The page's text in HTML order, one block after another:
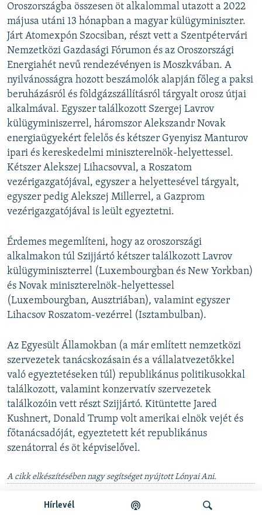
Hírlevél
Oroszországba összesen öt alkalommal utazott a 2022
májusa utáni 13 hónapban a magyar külügyminiszter.
Járt Atomexpón Szocsiban, részt vett a Szentpétervári
Nemzetközi Gazdasági Fórumon és az Oroszországi
Energiahét nevű rendezévényen is Moszkvában. A
nyilvánosságra hozott beszámolók alapján főleg a paksi
beruházásról és földgázszállításról tárgyalt orosz útjai
alkalmával. Egyszer találkozott Szergej Lavrov
külügyminiszerrel, háromszor Alekszandr Novak
energiaügyekért felelős és kétszer Gyenyisz Manturov
ipari és kereskedelmi miniszterelnök-helyettessel.
Kétszer Alekszej Lihacsovval, a Roszatom
vezérigazgatójával, egyszer a helyettesével tárgyalt,
egyszer pedig Alekszej Millerrel, a Gazprom
vezérigazgatójával is leült egyeztetni.
Érdemes megemlíteni, hogy az oroszországi
alkalmakon túl Szijjártó kétszer találkozott Lavrov
külügyminiszterrel (Luxembourgban és New Yorkban)
és Novak miniszterelnök-helyettessel
(Luxembourgban, Ausztriában), valamint egyszer
Lihacsov Roszatom-vezérrel (Isztambulban).
Az Egyesült Államokban (a már említett nemzetközi
szervezetek tanácskozásain és a vállalatvezetőkkel
való egyeztetéseken túl) republikánus politikusokkal
találkozott, valamint konzervatív szervezetek
találkozóin vett részt Szijjártó. Kitüntette Jared
Kushnert, Donald Trump volt amerikai elnök vejét és
főtanácsadóját, egyeztetett két republikánus
szenátorral és öt képviselővel.
A cikk elkészítésében nagy segítséget nyújtott Lónyai Ani.
Megosztás Follow us